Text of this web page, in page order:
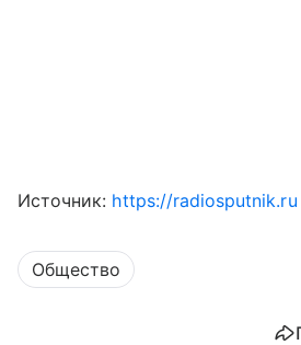
Источник: https://radiosputnik.ru
Общество